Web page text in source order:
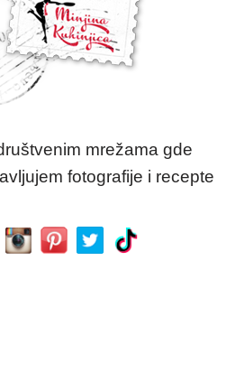
mrežama gde
fotografije i recepte